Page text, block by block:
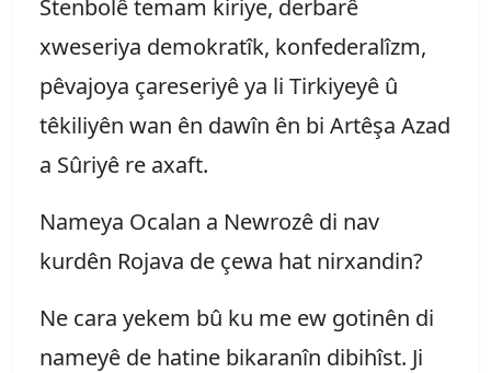
Stenbolê temam kiriye, derbarê
xweseriya demokratîk, konfederalîzm,
pêvajoya çareseriyê ya li Tirkiyeyê û
têkiliyên wan ên dawîn ên bi Artêşa Azad
a Sûriyê re axaft.
Nameya Ocalan a Newrozê di nav
kurdên Rojava de çewa hat nirxandin?
Ne cara yekem bû ku me ew gotinên di
nameyê de hatine bikaranîn dibihîst. Ji